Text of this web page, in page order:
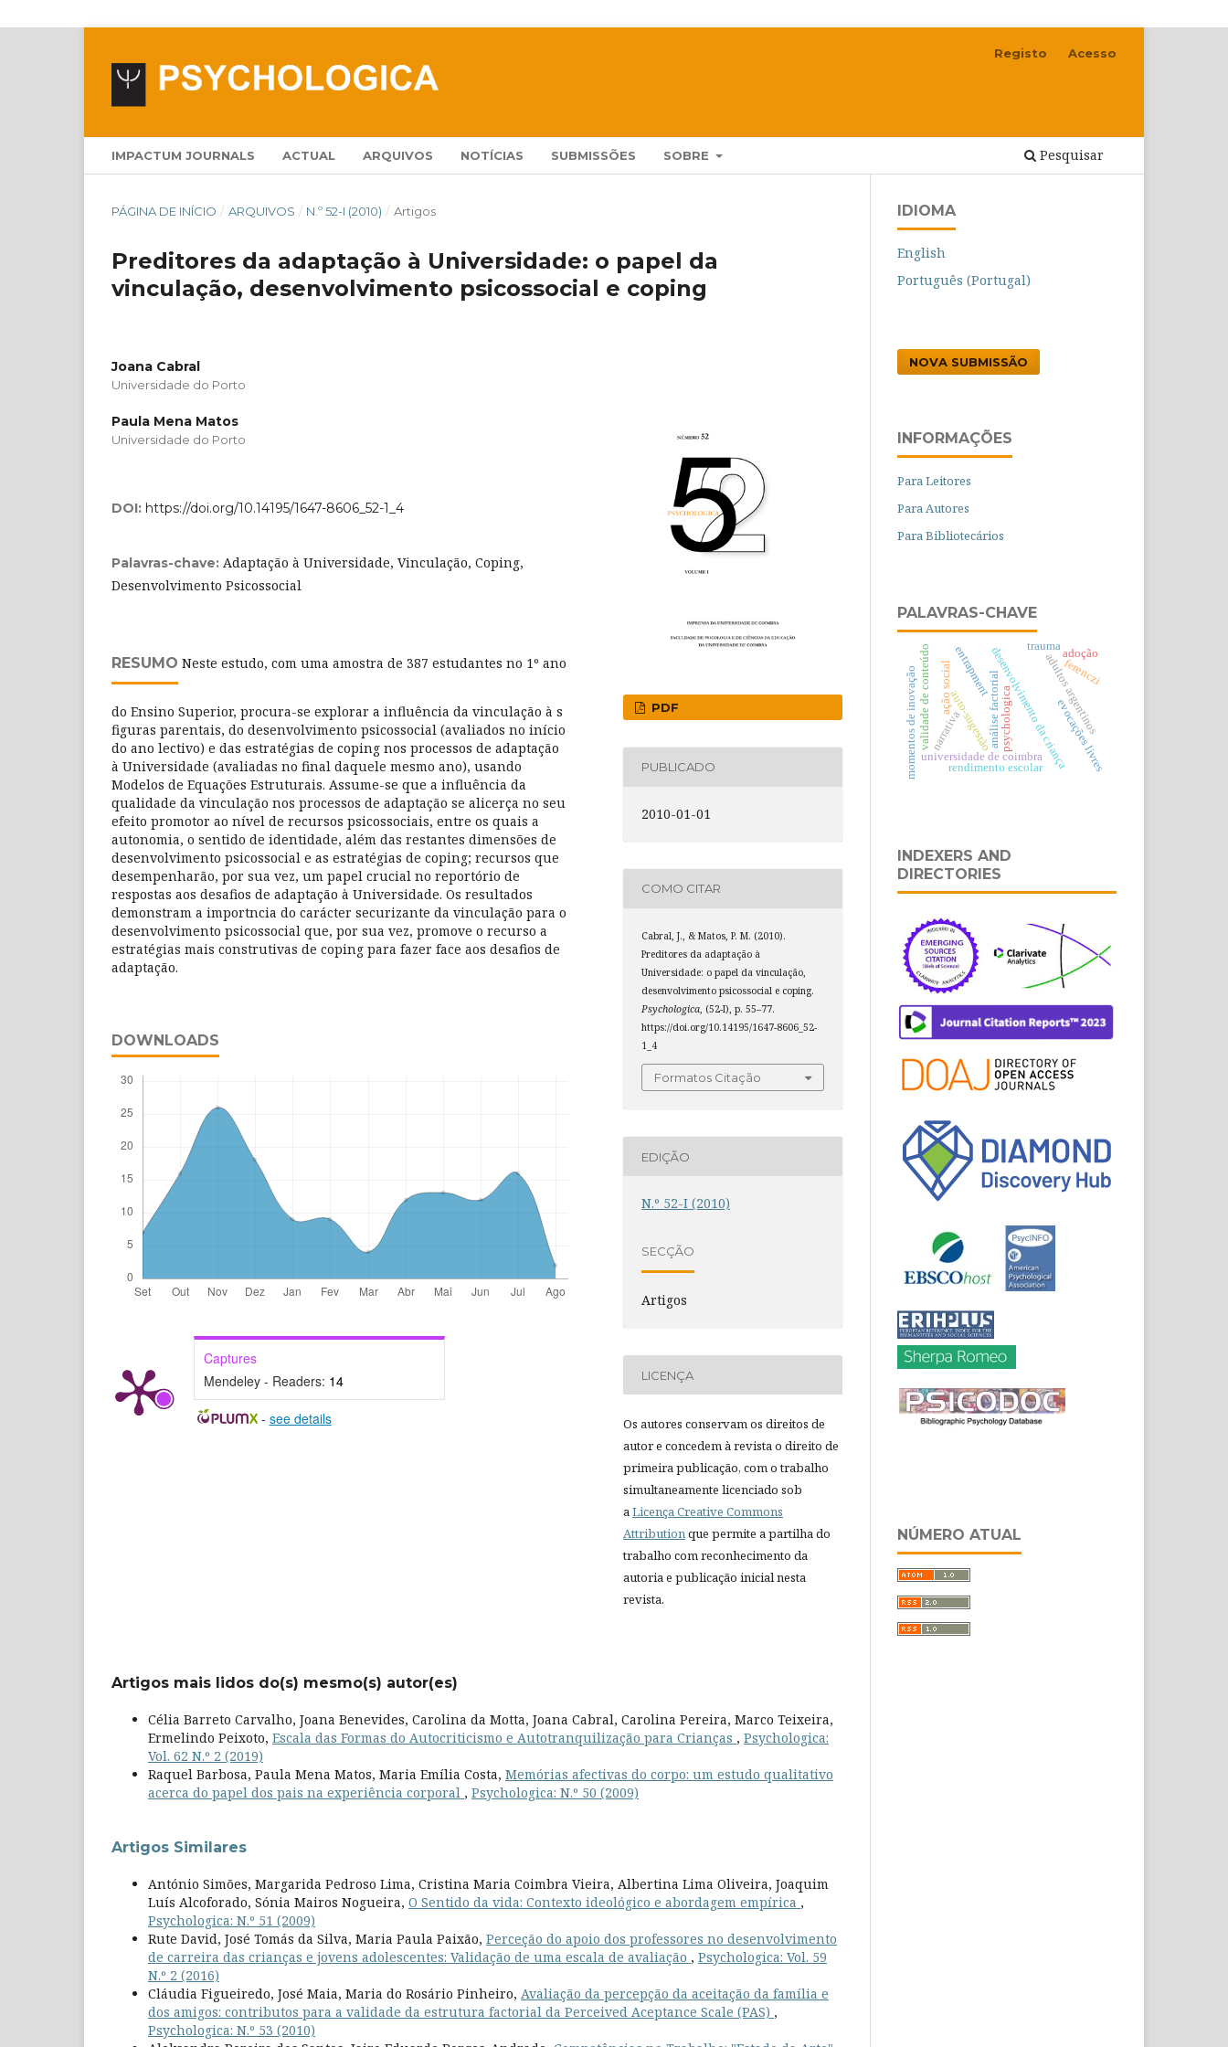
IMPACTUM JOURNALS ACTUAL ARQUIVOS NOTÍCIAS SUBMISSÕES SOBRE Pesquisar
Registo Acesso
PÁGINA DE INÍCIO / ARQUIVOS / N.º 52-I (2010) / Artigos
Preditores da adaptação à Universidade: o papel da
vinculação, desenvolvimento psicossocial e coping
Joana Cabral
Universidade do Porto
Paula Mena Matos
Universidade do Porto
DOI: https://doi.org/10.14195/1647-8606_52-1_4
Palavras-chave: Adaptação à Universidade, Vinculação, Coping,
Desenvolvimento Psicossocial
RESUMO Neste estudo, com uma amostra de 387 estudantes no 1º ano
do Ensino Superior, procura-se explorar a influência da vinculação à s
figuras parentais, do desenvolvimento psicossocial (avaliados no início
do ano lectivo) e das estratégias de coping nos processos de adaptação
à Universidade (avaliadas no final daquele mesmo ano), usando
Modelos de Equações Estruturais. Assume-se que a influência da
qualidade da vinculação nos processos de adaptação se alicerça no seu
efeito promotor ao nível de recursos psicossociais, entre os quais a
autonomia, o sentido de identidade, além das restantes dimensões de
desenvolvimento psicossocial e as estratégias de coping; recursos que
desempenharão, por sua vez, um papel crucial no reportório de
respostas aos desafios de adaptação à Universidade. Os resultados
demonstram a importncia do carácter securizante da vinculação para o
desenvolvimento psicossocial que, por sua vez, promove o recurso a
estratégias mais construtivas de coping para fazer face aos desafios de
adaptação.
DOWNLOADS
Captures
Mendeley - Readers: 14
- see details
PDF
PUBLICADO
2010-01-01
COMO CITAR
Cabral, J., & Matos, P. M. (2010).
Preditores da adaptação à
Universidade: o papel da vinculação,
desenvolvimento psicossocial e coping.
Psychologica , (52-I), p. 55–77.
https://doi.org/10.14195/1647-8606_52-
1_4
Formatos Citação
EDIÇÃO
N.º 52-I (2010)
SECÇÃO
Artigos
LICENÇA
Os autores conservam os direitos de
autor e concedem à revista o direito de
primeira publicação, com o trabalho
simultaneamente licenciado sob
aLicença Creative Commons
Attributionque permite a partilha do
trabalho com reconhecimento da
autoria e publicação inicial nesta
revista.
Artigos mais lidos do(s) mesmo(s) autor(es)
Célia Barreto Carvalho, Joana Benevides, Carolina da Motta, Joana Cabral, Carolina Pereira, Marco Teixeira,
Ermelindo Peixoto, Escala das Formas do Autocriticismo e Autotranquilização para Crianças , Psychologica:
Vol. 62 N.º 2 (2019)
Raquel Barbosa, Paula Mena Matos, Maria Emília Costa, Memórias afectivas do corpo: um estudo qualitativo
acerca do papel dos pais na experiência corporal , Psychologica: N.º 50 (2009)
Artigos Similares
António Simões, Margarida Pedroso Lima, Cristina Maria Coimbra Vieira, Albertina Lima Oliveira, Joaquim
Luís Alcoforado, Sónia Mairos Nogueira, O Sentido da vida: Contexto ideológico e abordagem empírica ,
Psychologica: N.º 51 (2009)
Rute David, José Tomás da Silva, Maria Paula Paixão, Perceção do apoio dos professores no desenvolvimento
de carreira das crianças e jovens adolescentes: Validação de uma escala de avaliação , Psychologica: Vol. 59
N.º 2 (2016)
Cláudia Figueiredo, José Maia, Maria do Rosário Pinheiro, Avaliação da percepção da aceitação da família e
dos amigos: contributos para a validade da estrutura factorial da Perceived Aceptance Scale (PAS) ,
Psychologica: N.º 53 (2010)
IDIOMA
English
Português (Portugal)
NOVA SUBMISSÃO
INFORMAÇÕES
Para Leitores
Para Autores
Para Bibliotecários
PALAVRAS-CHAVE
auto-sugestão
universidade de coimbra
psychologica
desenvolvimento da criança
análise factorial
narrativa
momentos de inovação entrapment
evocações livres
validade de conteúdo adultos argentinos
ação social
rendimento escolar
ferenczi
trauma
adoção
INDEXERS AND
DIRECTORIES
NÚMERO ATUAL